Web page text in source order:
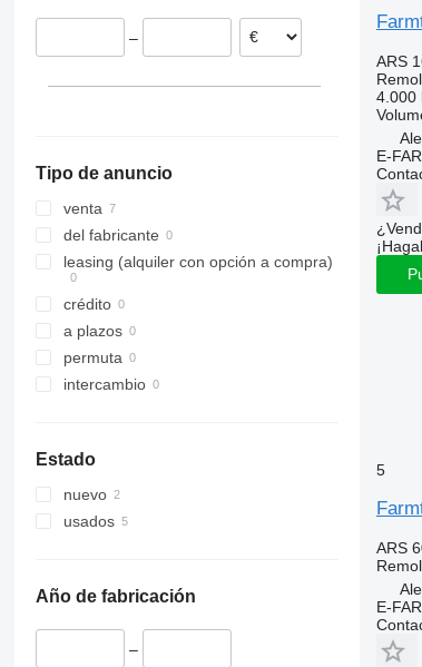
–
Tipo de anuncio
venta
del fabricante
leasing (alquiler con opción a compra)
crédito
a plazos
permuta
intercambio
Estado
nuevo
usados
Año de fabricación
–
ARS
4.000
E-
5
ARS
E-